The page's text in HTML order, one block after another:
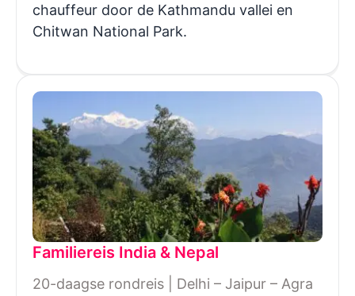
chauffeur door de Kathmandu vallei en
Chitwan National Park.
Familiereis India & Nepal
20-daagse rondreis | Delhi – Jaipur – Agra